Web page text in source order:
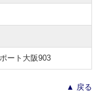
ート大阪903
▲ 戻る